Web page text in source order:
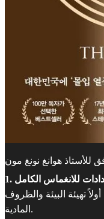
للأستاذ هوانغ نونغ مون
للانغماس الكامل
تهيئة البيئة والظروف
المادية.